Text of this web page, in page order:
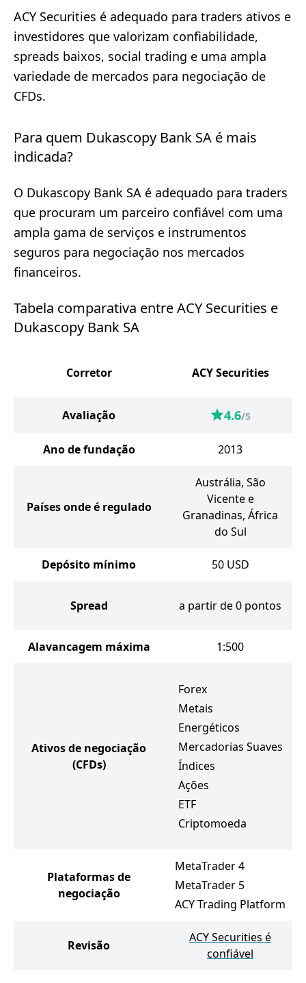
ACY Securities é adequado para traders ativos e
investidores que valorizam confiabilidade,
spreads baixos, social trading e uma ampla
variedade de mercados para negociação de
CFDs.
Para quem Dukascopy Bank SA é mais
indicada?
O Dukascopy Bank SA é adequado para traders
que procuram um parceiro confiável com uma
ampla gama de serviços e instrumentos
seguros para negociação nos mercados
financeiros.
Tabela comparativa entre ACY Securities e
Dukascopy Bank SA
Corretor ACY Securities
Avaliação 4.6/5
Ano de fundação 2013
Países onde é regulado
Austrália, São
Vicente e
Granadinas, África
do Sul
Depósito mínimo 50 USD
Spread a partir de 0 pontos
Alavancagem máxima 1:500
Ativos de negociação
(CFDs)
Forex
Metais
Energéticos
Mercadorias Suaves
Índices
Ações
ETF
Criptomoeda
Plataformas de
negociação
MetaTrader 4
MetaTrader 5
ACY Trading Platform
Revisão
ACY Securities é
confiável